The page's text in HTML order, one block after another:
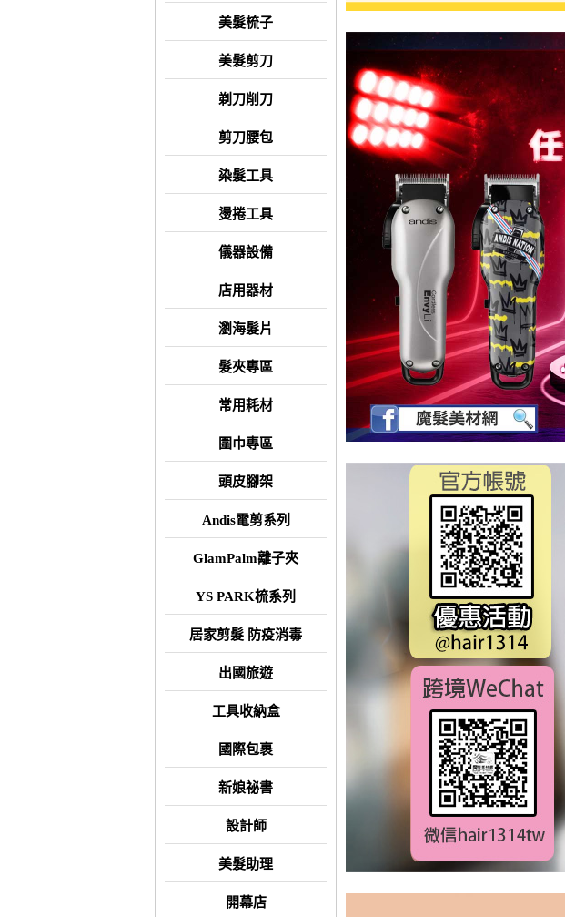
美髮梳子
美髮剪刀
剃刀削刀
剪刀腰包
染髮工具
燙捲工具
儀器設備
店用器材
瀏海髮片
髮夾專區
常用耗材
圍巾專區
頭皮腳架
Andis電剪系列
GlamPalm離子夾
YS PARK梳系列
居家剪髮 防疫消毒
出國旅遊
工具收納盒
國際包裹
新娘祕書
設計師
美髮助理
開幕店